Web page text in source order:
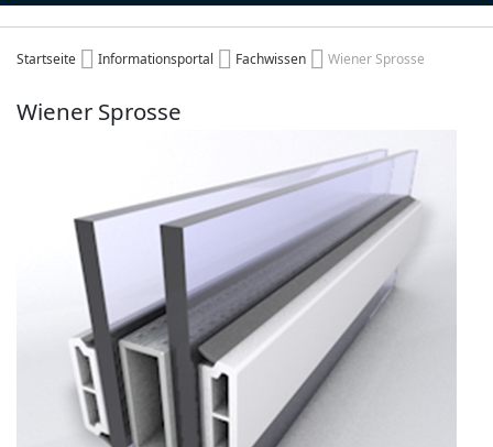
Startseite Informationsportal Fachwissen Wiener Sprosse
Wiener Sprosse